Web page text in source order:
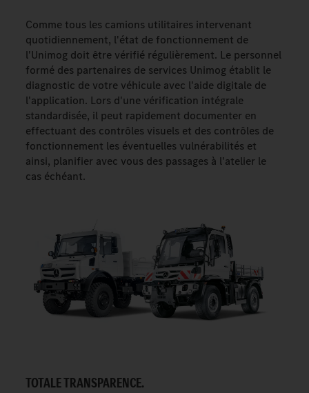
Comme tous les camions utilitaires intervenant
quotidiennement, l'état de fonctionnement de
l'Unimog doit être vérifié régulièrement. Le personnel
formé des partenaires de services Unimog établit le
diagnostic de votre véhicule avec l'aide digitale de
l'application. Lors d'une vérification intégrale
standardisée, il peut rapidement documenter en
effectuant des contrôles visuels et des contrôles de
fonctionnement les éventuelles vulnérabilités et
ainsi, planifier avec vous des passages à l'atelier le
cas échéant.
TOTALE TRANSPARENCE.